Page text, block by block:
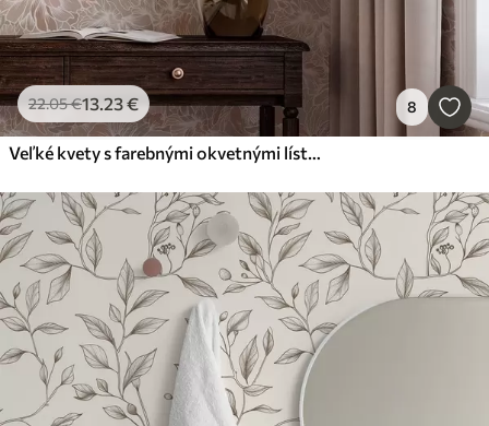
22.05€13.23€ 8
Veľké kvety s farebnými okvetnými lístkami v pastelových odtieňoch